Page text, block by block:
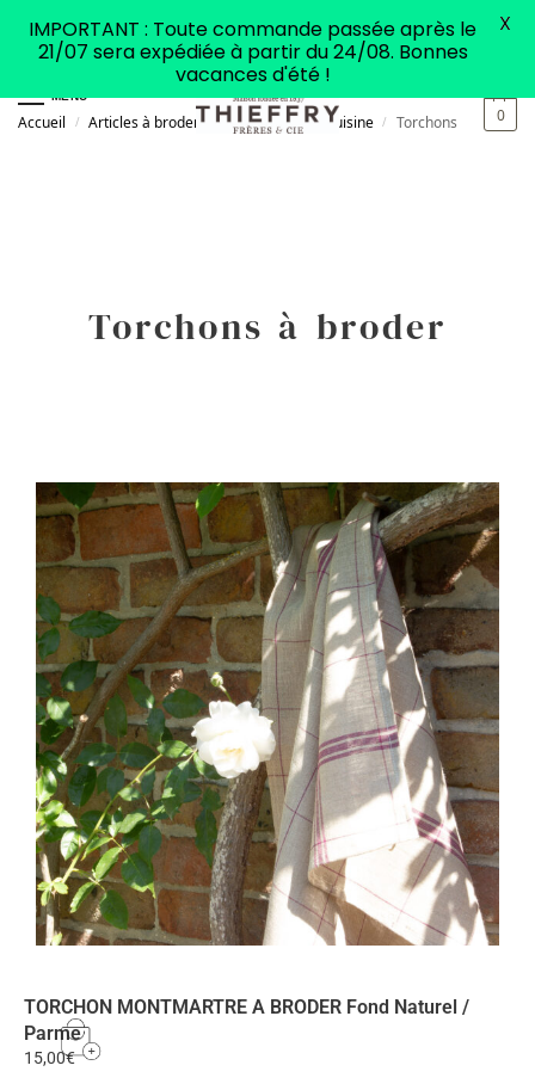
MENU
0
Accueil / Articles à broder Accessoires de cuisine / Torchons
Torchons à broder
TORCHON MONTMARTRE A BRODER Fond Naturel /
Parme
15,00€
IMPORTANT : Toute commande passée après le
21/07 sera expédiée à partir du 24/08. Bonnes
vacances d'été !
X